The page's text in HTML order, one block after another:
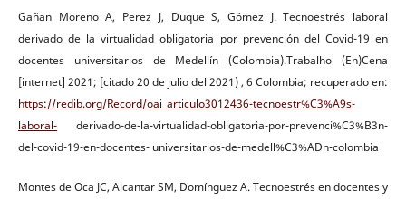
Gañan Moreno A, Perez J, Duque S, Gómez J. Tecnoestrés laboral
derivado de la virtualidad obligatoria por prevención del Covid-19 en
docentes universitarios de Medellín (Colombia).Trabalho (En)Cena
[internet] 2021; [citado 20 de julio del 2021) , 6 Colombia; recuperado en:
https://redib.org/Record/oai_articulo3012436-tecnoestr%C3%A9s-
laboral-derivado-de-la-virtualidad-obligatoria-por-prevenci%C3%B3n-
del-covid-19-en-docentes- universitarios-de-medell%C3%ADn-colombia
Montes de Oca JC, Alcantar SM, Domínguez A. Tecnoestrés en docentes y